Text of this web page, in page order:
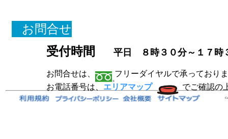
お問合せ
受付時間
平日 ８時３０分～１７時３
お問合せは、
フリーダイヤルで承っており
お電話番号は、 エリアマップ でご確認の